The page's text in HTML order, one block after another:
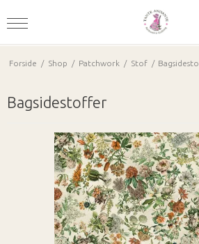
Forside / Shop / Patchwork / Stof /
Bagsidestoffer